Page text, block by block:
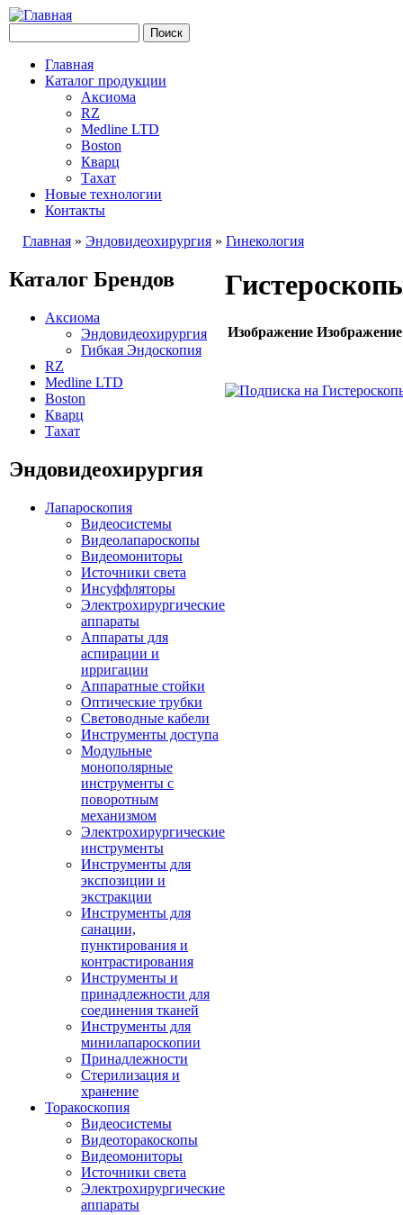
Перейти к основному содержанию
Main menu
Главная
Каталог продукции
Аксиома
RZ
Medline LTD
Boston
Кварц
Тахат
Новые технологии
Контакты
Главная » Эндовидеохирургия » Гинекология
Каталог Брендов
Аксиома
Эндовидеохирургия
Гибкая Эндоскопия
RZ
Medline LTD
Boston
Кварц
Тахат
Эндовидеохирургия
Лапароскопия
Видеосистемы
Видеолапароскопы
Видеомониторы
Источники света
Инсуффляторы
Электрохирургические
аппараты
Аппараты для
аспирации и
ирригации
Аппаратные стойки
Оптические трубки
Световодные кабели
Инструменты доступа
Модульные
монополярные
инструменты с
поворотным
механизмом
Электрохирургические
инструменты
Инструменты для
экспозиции и
экстракции
Инструменты для
санации,
пунктирования и
контрастирования
Инструменты и
принадлежности для
соединения тканей
Инструменты для
минилапароскопии
Принадлежности
Стерилизация и
хранение
Торакоскопия
Видеосистемы
Видеоторакоскопы
Видеомониторы
Источники света
Электрохирургические
аппараты
Изображение Изображение